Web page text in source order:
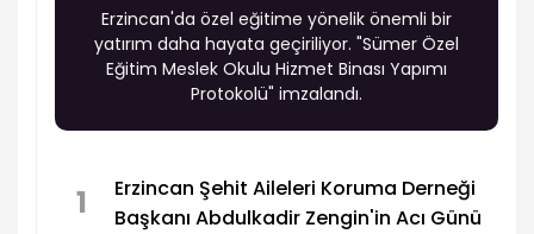
Erzincan'da özel eğitime yönelik önemli bir
yatırım daha hayata geçiriliyor. "Sümer Özel
Eğitim Meslek Okulu Hizmet Binası Yapımı
Protokolü" imzalandı.
1
Erzincan Şehit Aileleri Koruma Derneği
Başkanı Abdulkadir Zengin'in Acı Günü